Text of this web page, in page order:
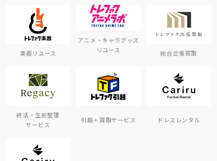
楽器リユース
アニメ・キャラグッズ
リユース
総合出張買取
終活・生前整理
サービス
引越＋買取サービス ドレスレンタル